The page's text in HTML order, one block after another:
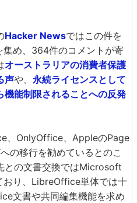
Hacker Newsではこの件を
め、364件のコメントが寄
オーストラリアの消費者保護
声や、 永続ライセンスとして
機能制限されることへの反発
、OnlyOffice、AppleのPage
の移行を勧めているとのこ
との文書交換ではMicrosoft
り、LibreOffice単体では十
文書や共同編集機能を求め